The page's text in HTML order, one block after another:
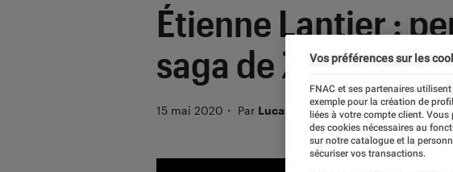
Étienne Lantier :
saga de Zola
15 mai 2020 ・ Par Lucas
Vos préférences sur les
FNAC et ses partenaires
exemple pour la création de
liées à votre compte client.
des cookies nécessaires au
sur notre catalogue et la
sécuriser vos transactions.